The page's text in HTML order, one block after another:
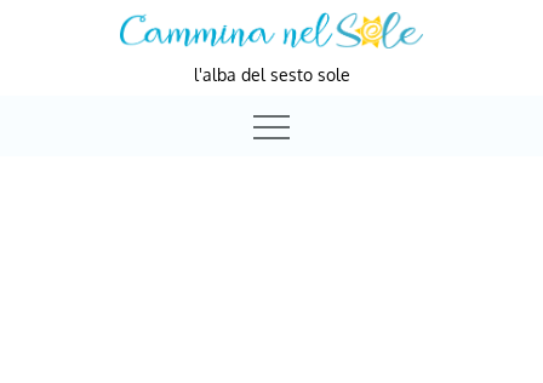
l'alba del sesto sole